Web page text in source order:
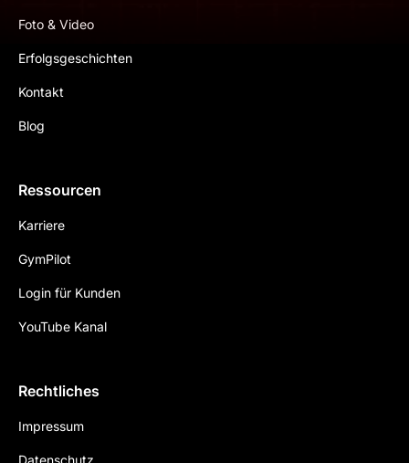
Foto & Video
Erfolgsgeschichten
Kontakt
Blog
Ressourcen
Karriere
GymPilot
Login für Kunden
YouTube Kanal
Rechtliches
Impressum